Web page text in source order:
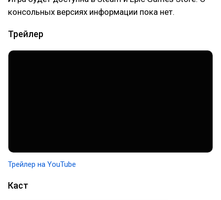
консольных версиях информации пока нет.
Трейлер
Трейлер на YouTube
Каст